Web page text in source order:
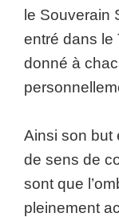
le Souverain
entré dans le
donné à
Ainsi son but
de sens de
sont que
pleinement